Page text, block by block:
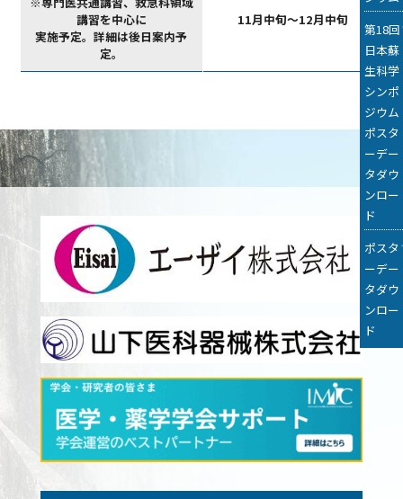
第18回
日本蘇
生科学
シンポ
ジウム
ポスタ
ーデー
タダウ
ンロー
ド
ポスタ
ーデー
タダウ
ンロー
ド
講習を中心に
実施予定。詳細は後日案内予
定。
11月中旬～12月中旬